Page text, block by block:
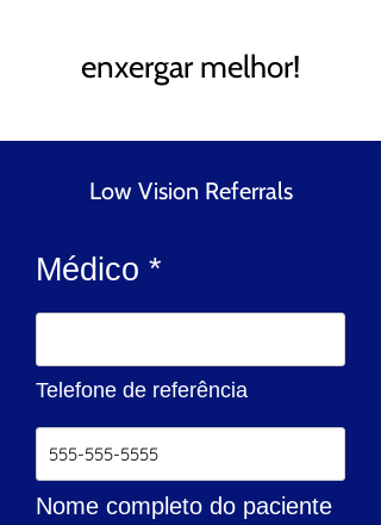
enxergar melhor!
Low Vision Referrals
Médico *
Telefone de referência
Nome completo do paciente